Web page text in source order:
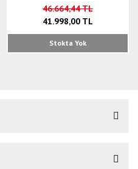
46.664,44 TL
41.998,00 TL
Stokta Yok